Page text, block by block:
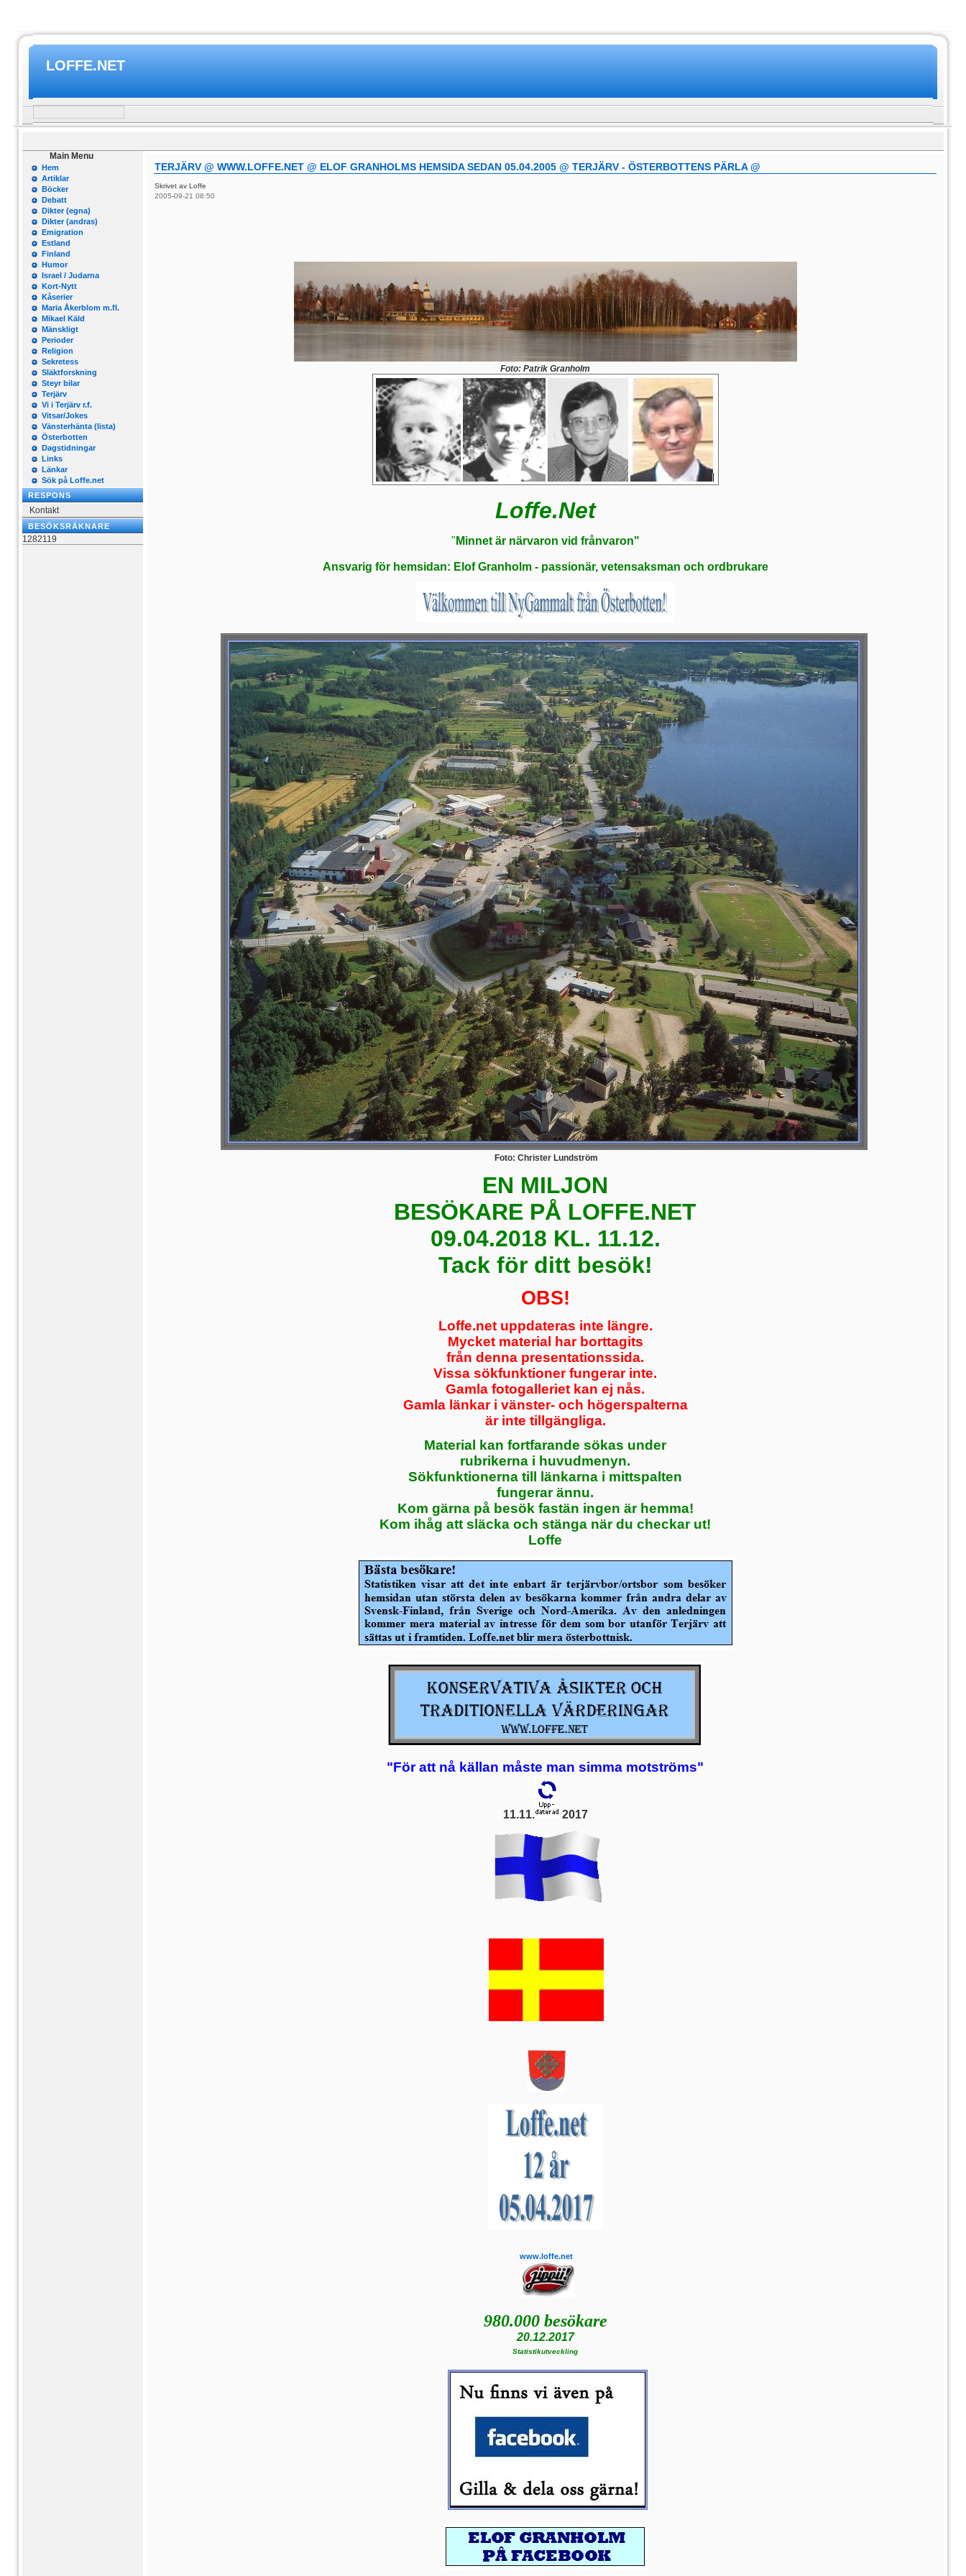
LOFFE.NET
Main Menu
Hem
Artiklar
Böcker
Debatt
Dikter (egna)
Dikter (andras)
Emigration
Estland
Finland
Humor
Israel / Judarna
Kort-Nytt
Kåserier
Maria Åkerblom m.fl.
Mikael Käld
Mänskligt
Perioder
Religion
Sekretess
Släktforskning
Steyr bilar
Terjärv
Vi i Terjärv r.f.
Vitsar/Jokes
Vänsterhänta (lista)
Österbotten
Dagstidningar
Links
Länkar
Sök på Loffe.net
RESPONS
Kontakt
BESÖKSRÄKNARE
1282119
TERJÄRV @ WWW.LOFFE.NET @ ELOF GRANHOLMS HEMSIDA SEDAN 05.04.2005 @ TERJÄRV - ÖSTERBOTTENS PÄRLA @
Skrivet av Loffe
2005-09-21 08:50
Foto: Patrik Granholm
Loffe.Net
" Minnet är närvaron vid frånvaron"
Ansvarig för hemsidan: Elof Granholm - passionär, vetensaksman och ordbrukare
Foto: Christer Lundström
EN MILJON
BESÖKARE PÅ LOFFE.NET
09.04.2018 KL. 11.12.
Tack för ditt besök!
OBS!
Loffe.net uppdateras inte längre.
Mycket material har borttagits
från denna presentationssida.
Vissa sökfunktioner fungerar inte.
Gamla fotogalleriet kan ej nås.
Gamla länkar i vänster- och högerspalterna
är inte tillgängliga.
Material kan fortfarande sökas under
rubrikerna i huvudmenyn.
Sökfunktionerna till länkarna i mittspalten
fungerar ännu.
Kom gärna på besök fastän ingen är hemma!
Kom ihåg att släcka och stänga när du checkar ut!
Loffe
"För att nå källan måste man simma motströms"
11.11. 2017
www.loffe.net
980.000 besökare
20.12.2017
Statistikutveckling